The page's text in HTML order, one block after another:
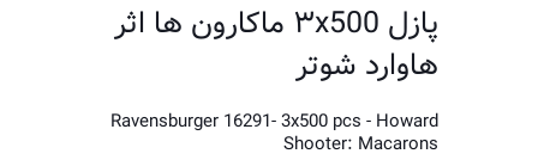
پازل ۳x500 ماکارون ها اثر
هاوارد شوتر
Ravensburger 16291- 3x500 pcs - Howard
Shooter: Macarons